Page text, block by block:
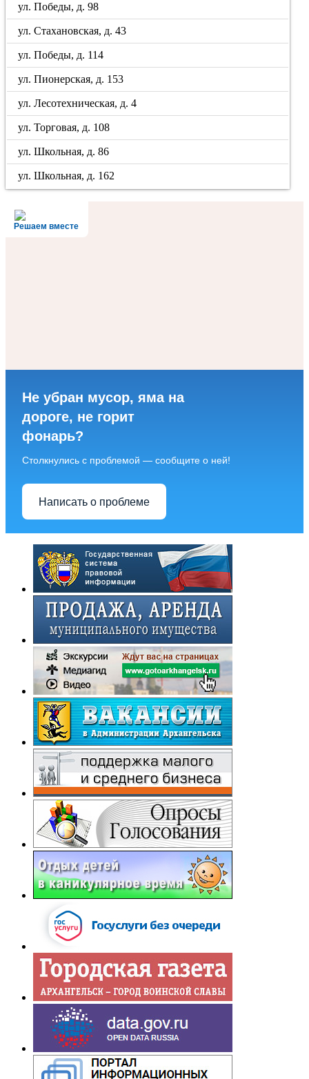
ул. Победы, д. 98
ул. Стахановская, д. 43
ул. Победы, д. 114
ул. Пионерская, д. 153
ул. Лесотехническая, д. 4
ул. Торговая, д. 108
ул. Школьная, д. 86
ул. Школьная, д. 162
Решаем вместе
Не убран мусор, яма на
дороге, не горит
фонарь?
Столкнулись с проблемой — сообщите о ней!
Написать о проблеме